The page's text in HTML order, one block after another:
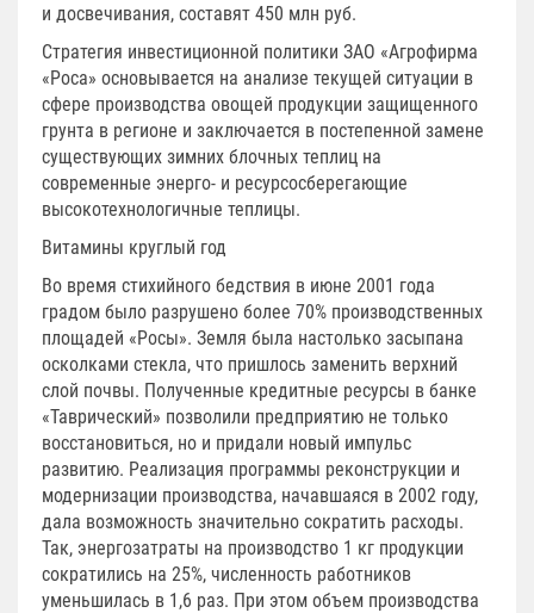
и досвечивания, составят 450 млн руб.
Стратегия инвестиционной политики ЗАО «Агрофирма
«Роса» основывается на анализе текущей ситуации в
сфере производства овощей продукции защищенного
грунта в регионе и заключается в постепенной замене
существующих зимних блочных теплиц на
современные энерго- и ресурсосберегающие
высокотехнологичные теплицы.
Витамины круглый год
Во время стихийного бедствия в июне 2001 года
градом было разрушено более 70% производственных
площадей «Росы». Земля была настолько засыпана
осколками стекла, что пришлось заменить верхний
слой почвы. Полученные кредитные ресурсы в банке
«Таврический» позволили предприятию не только
восстановиться, но и придали новый импульс
развитию. Реализация программы реконструкции и
модернизации производства, начавшаяся в 2002 году,
дала возможность значительно сократить расходы.
Так, энергозатраты на производство 1 кг продукции
сократились на 25%, численность работников
уменьшилась в 1,6 раз. При этом объем производства